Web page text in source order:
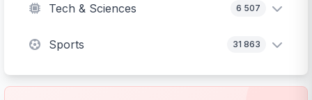
Tech & Sciences 6 507
Sports 31 863